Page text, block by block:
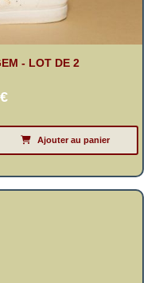
- LOT DE 2
€
Ajouter au panier